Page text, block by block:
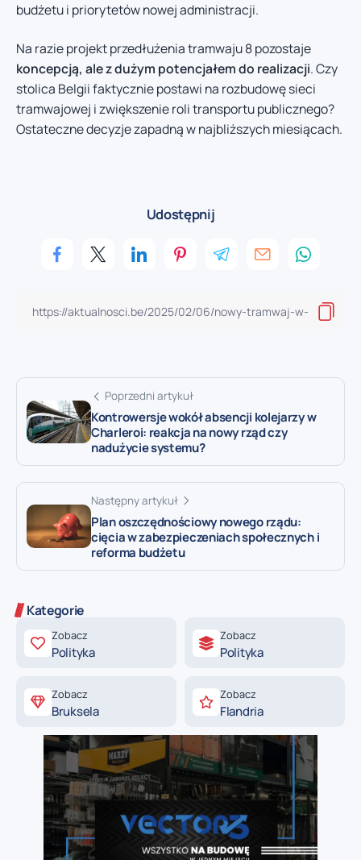
budżetu i priorytetów nowej administracji.
Na razie projekt przedłużenia tramwaju 8 pozostaje
koncepcją, ale z dużym potencjałem do realizacji. Czy
stolica Belgii faktycznie postawi na rozbudowę sieci
tramwajowej i zwiększenie roli transportu publicznego?
Ostateczne decyzje zapadną w najbliższych miesiącach.
Udostępnij
Poprzedni artykuł
Kontrowersje wokół absencji kolejarzy w
Charleroi: reakcja na nowy rząd czy
nadużycie systemu?
Następny artykuł
Plan oszczędnościowy nowego rządu:
cięcia w zabezpieczeniach społecznych i
reforma budżetu
Kategorie
Zobacz
Polityka
Zobacz
Polityka
Zobacz
Bruksela
Zobacz
Flandria